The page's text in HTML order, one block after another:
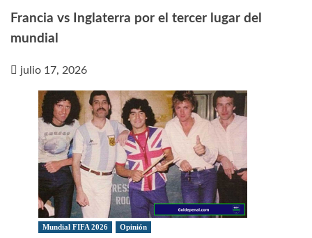
Francia vs Inglaterra por el tercer lugar del
mundial
julio 17, 2026
Mundial FIFA 2026 Opinión